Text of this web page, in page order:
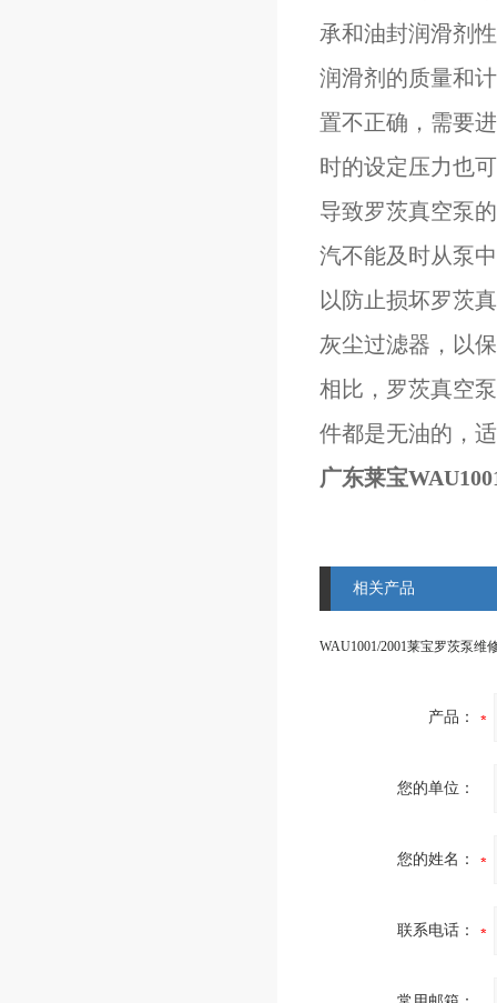
承和油封润滑剂
润滑剂的质量和
置不正确，需要
时的设定压力也
导致罗茨真空泵
汽不能及时从泵
以防止损坏罗茨
灰尘过滤器，以
相比，罗茨真空
件都是无油的，
广东莱宝
相关产品
产品：
您的单位：
您的姓名：
联系电话：